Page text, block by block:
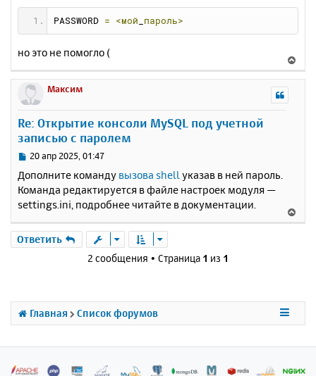
PASSWORD = <мой пароль>
но это не помогло (
е
Максим
Re: Открытие консоли MySQL под учетной
записью с паролем
С
о
б
щ
н
и
20 апр 2025, 01:47
Дополните команду вызова shellуказав в ней пароль.
Команда редактируется в файле настроек модуля —
settings.ini, подробнее читайте в документации.
е
с
н
ч
Ответить
2 сообщения • Страница 1 из 1
Главная Список форумов